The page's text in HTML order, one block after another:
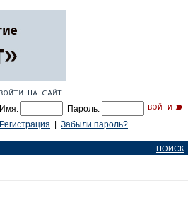
Имя:
Пароль:
Регистрация
Забыли пароль?
ПОИСК